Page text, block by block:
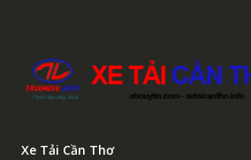
Xe Tải Cần Thơ